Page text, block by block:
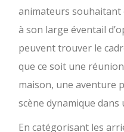
animateurs souhaitant
à son large éventail
peuvent trouver le
que ce soit une
maison, une aventure
scène dynamique
En catégorisant les